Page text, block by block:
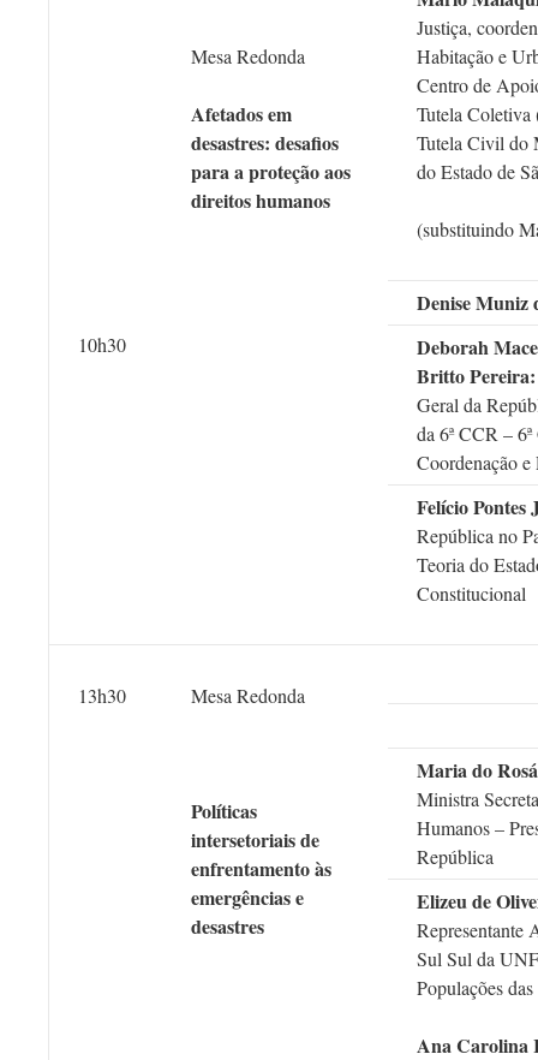
10h30
Mesa Redonda
Afetados em
desastres: desafios
para a proteção aos
direitos humanos
Justiça,
Habitação e
Centro de
Tutela
Tutela Civil do
do Estado de
(substituindo
Denise Muniz
Deborah
Britto Pereira:
Geral da
da 6ª CCR –
Coordenação
Felício Pontes
República no
Teoria do
Constitucional
13h30 Mesa Redonda
Políticas
intersetoriais de
enfrentamento às
emergências e
desastres
Maria do
Ministra
Humanos –
República
Elizeu de
Representante
Sul Sul da
Populações
Ana Carolina